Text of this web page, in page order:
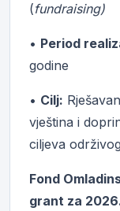
(fundraising)
• Period
godine
• Cilj:
vještina i
ciljeva
Fond
grant za